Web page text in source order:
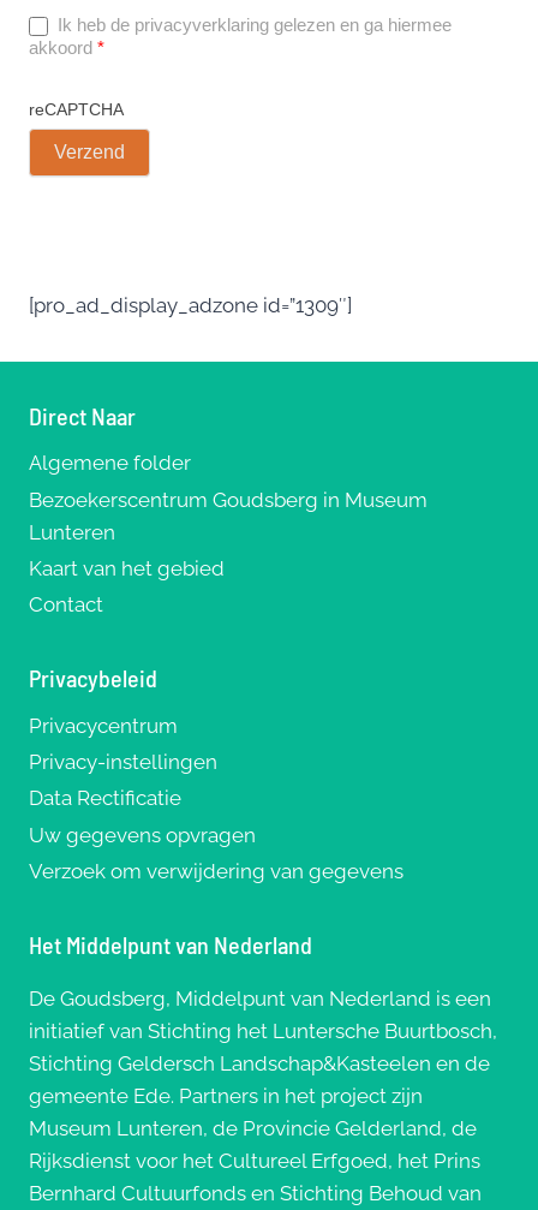
Ik heb de privacyverklaring gelezen en ga hiermee
akkoord *
reCAPTCHA
[pro_ad_display_adzone id=”1309″]
Direct Naar
Algemene folder
Bezoekerscentrum Goudsberg in Museum
Lunteren
Kaart van het gebied
Contact
Privacybeleid
Privacycentrum
Privacy-instellingen
Data Rectificatie
Uw gegevens opvragen
Verzoek om verwijdering van gegevens
Het Middelpunt van Nederland
De Goudsberg, Middelpunt van Nederland is een
initiatief van Stichting het Luntersche Buurtbosch,
Stichting Geldersch Landschap&Kasteelen en de
gemeente Ede. Partners in het project zijn
Museum Lunteren, de Provincie Gelderland, de
Rijksdienst voor het Cultureel Erfgoed, het Prins
Bernhard Cultuurfonds en Stichting Behoud van